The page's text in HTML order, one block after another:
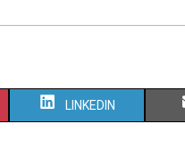
LINKEDIN